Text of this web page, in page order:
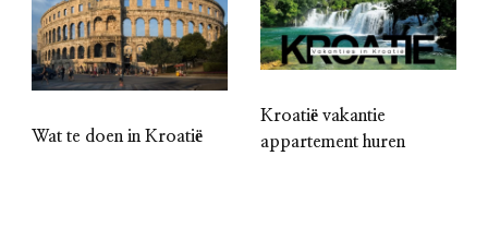
Wat te doen in Kroatië
Kroatië vakantie
appartement huren